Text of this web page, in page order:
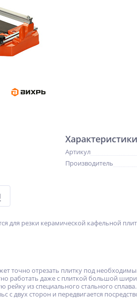
Характеристики
Артикул
Производитель
для резки керамической кафельной
точно отрезать плитку под
работать даже с плиткой большой
из специального стального сплава.
с двух сторон и передвигается